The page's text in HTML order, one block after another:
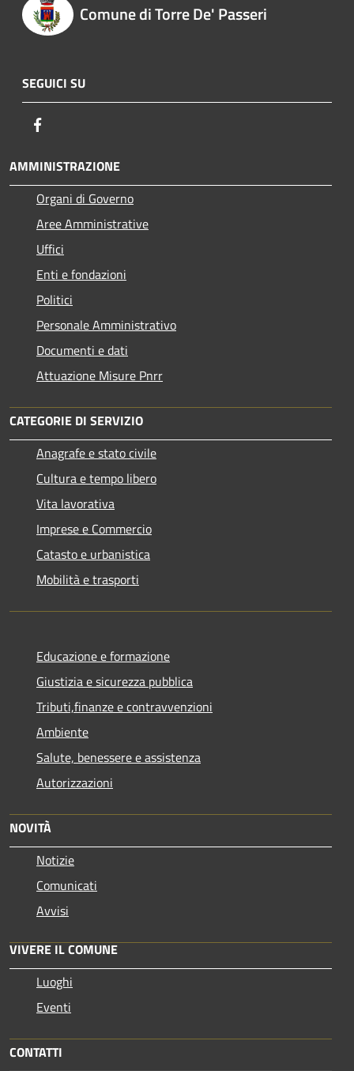
Comune di Torre De' Passeri
SEGUICI SU
AMMINISTRAZIONE
Organi di Governo
Aree Amministrative
Uffici
Enti e fondazioni
Politici
Personale Amministrativo
Documenti e dati
Attuazione Misure Pnrr
CATEGORIE DI SERVIZIO
Anagrafe e stato civile
Cultura e tempo libero
Vita lavorativa
Imprese e Commercio
Catasto e urbanistica
Mobilità e trasporti
Educazione e formazione
Giustizia e sicurezza pubblica
Tributi,finanze e contravvenzioni
Ambiente
Salute, benessere e assistenza
Autorizzazioni
NOVITÀ
Notizie
Comunicati
Avvisi
VIVERE IL COMUNE
Luoghi
Eventi
CONTATTI